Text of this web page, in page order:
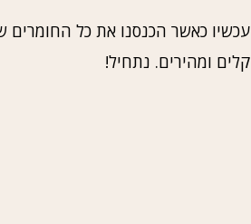
עכשיו כאשר הכנסנו את כל
קלים ומהירים. נתחיל!